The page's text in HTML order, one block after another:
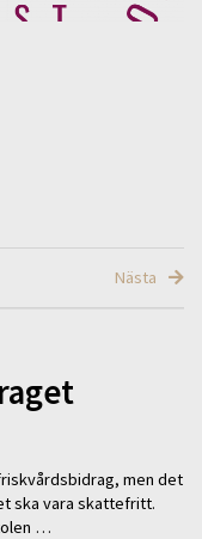
Nästa
men det
ska vara skattefritt.
…